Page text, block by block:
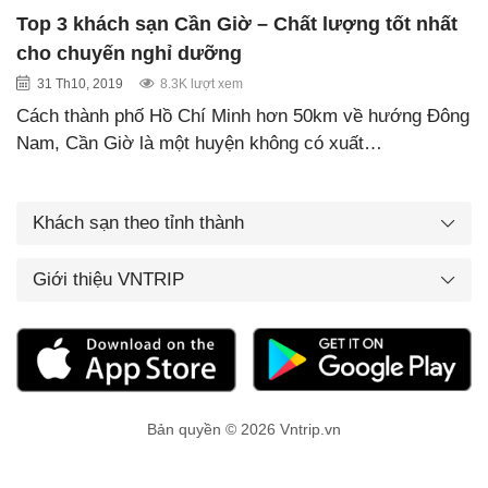
Top 3 khách sạn Cần Giờ – Chất lượng tốt nhất
cho chuyến nghỉ dưỡng
31 Th10, 2019 8.3K lượt xem
Cách thành phố Hồ Chí Minh hơn 50km về hướng Đông
Nam, Cần Giờ là một huyện không có xuất…
Khách sạn theo tỉnh thành
Giới thiệu VNTRIP
Bản quyền © 2026 Vntrip.vn